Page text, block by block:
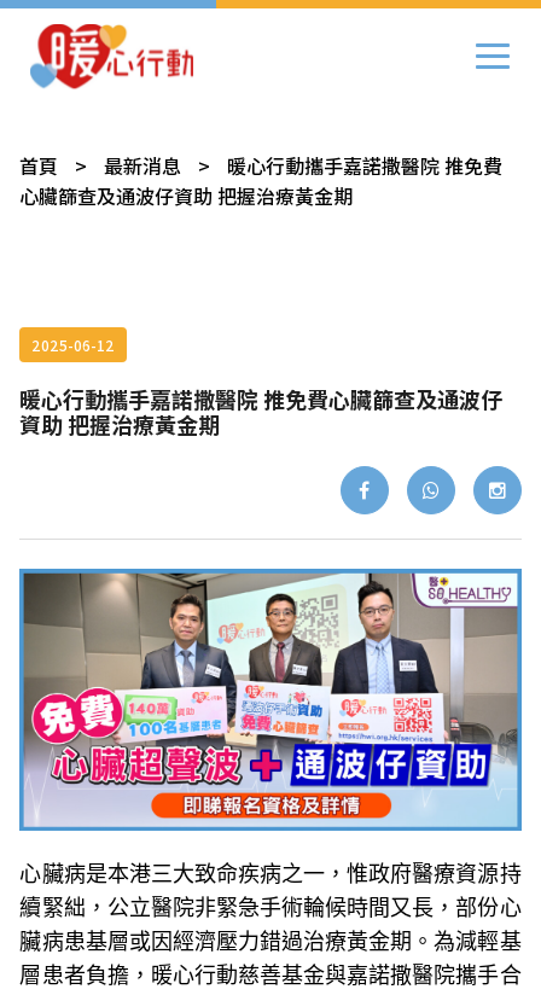
首頁 > 最新消息 >
暖心行動攜手嘉諾撒醫院 推免費
心臟篩查及通波仔資助 把握治療黃金期
2025-06-12
暖心行動攜手嘉諾撒醫院 推免費心臟篩查及通波仔
資助 把握治療黃金期
心臟病是本港三大致命疾病之一，惟政府醫療資源持
續緊絀，公立醫院非緊急手術輪候時間又長，部份心
臟病患基層或因經濟壓力錯過治療黃金期。為減輕基
層患者負擔，暖心行動慈善基金與嘉諾撒醫院攜手合